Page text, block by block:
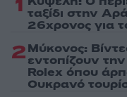
ταξίδι στην
26χρονος για
2Μύκονος:
εντοπίζουν
Rolex όπου
Ουκρανό